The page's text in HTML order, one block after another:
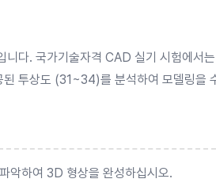
니다. 국가기술자격 CAD 실기 시험에서
투상도 (31~34)를 분석하여 모델링을
악하여 3D 형상을 완성하십시오.